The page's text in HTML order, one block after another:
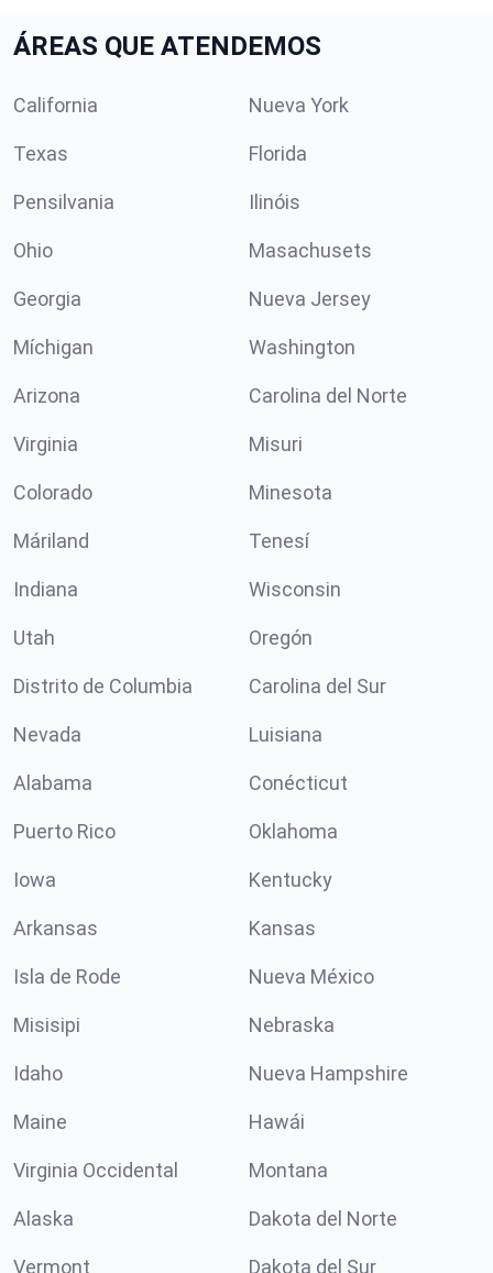
ÁREAS QUE ATENDEMOS
California Nueva York
Texas Florida
Pensilvania Ilinóis
Ohio Masachusets
Georgia Nueva Jersey
Míchigan Washington
Arizona Carolina del Norte
Virginia Misuri
Colorado Minesota
Máriland Tenesí
Indiana Wisconsin
Utah Oregón
Distrito de Columbia Carolina del Sur
Nevada Luisiana
Alabama Conécticut
Puerto Rico Oklahoma
Iowa Kentucky
Arkansas Kansas
Isla de Rode Nueva México
Misisipi Nebraska
Idaho Nueva Hampshire
Maine Hawái
Virginia Occidental Montana
Alaska Dakota del Norte
Vermont Dakota del Sur